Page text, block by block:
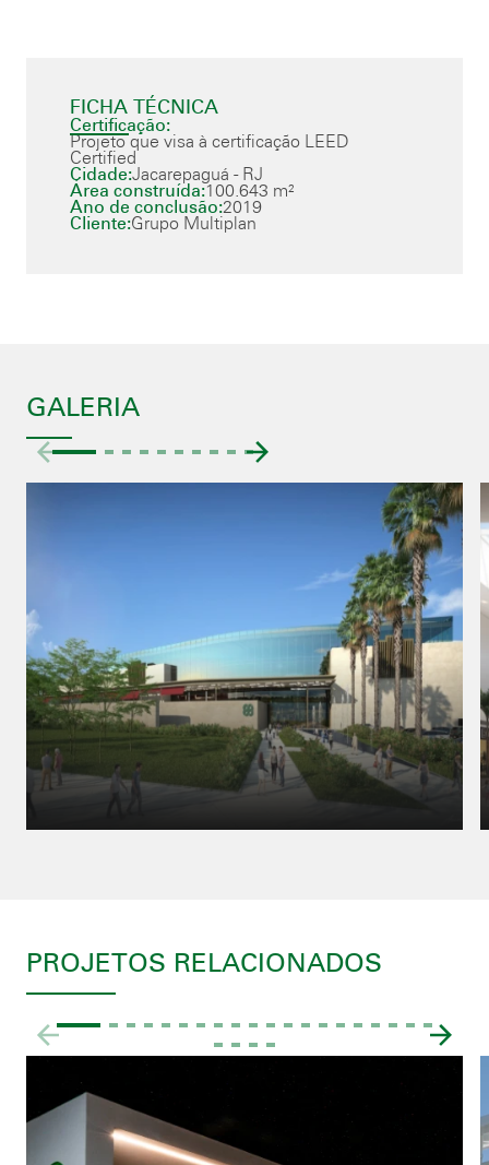
FICHA TÉCNICA
Certificação:
Projeto que visa à certificação LEED
Certified
Cidade:Jacarepaguá - RJ
Área construída:100.643 m²
Ano de conclusão:2019
Cliente:Grupo Multiplan
GALERIA
PROJETOS RELACIONADOS